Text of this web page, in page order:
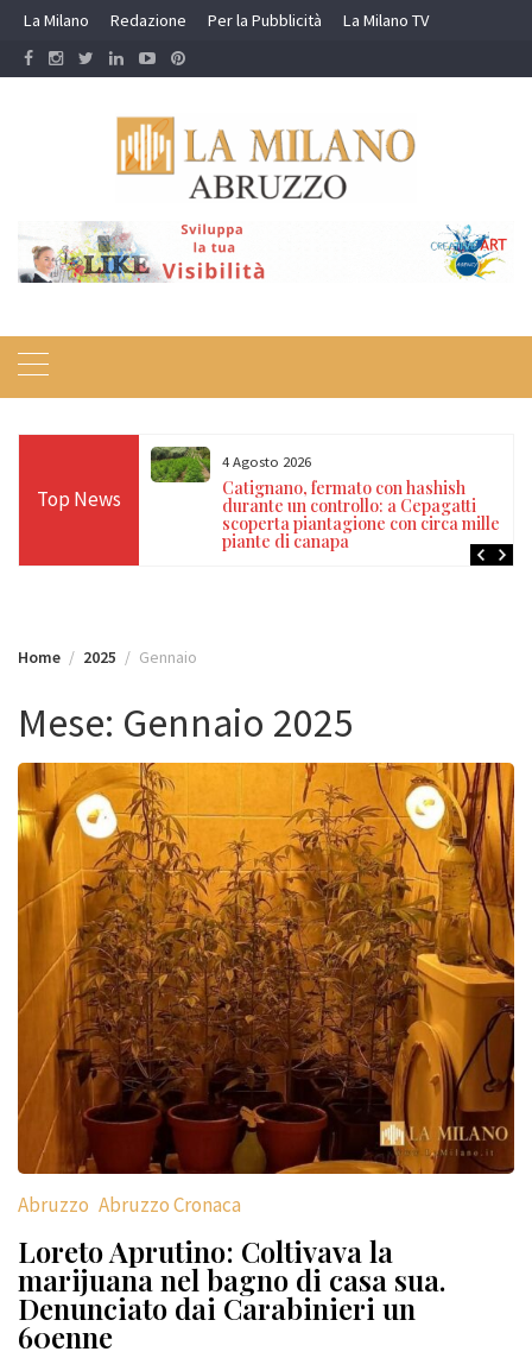
Skip
content
La Milano Redazione Per la Pubblicità La Milano TV
Top News
hashish
Cepagatti
31 Luglio 2026
Teramo, aggredisce l’anziana madre:
53enne raggiunto dall’ammonimento
del Questore
Home 2025 Gennaio
Mese: Gennaio 2025
Abruzzo Abruzzo Cronaca
Loreto Aprutino: Coltivava la
marijuana nel bagno di casa sua.
Denunciato dai Carabinieri un
60enne